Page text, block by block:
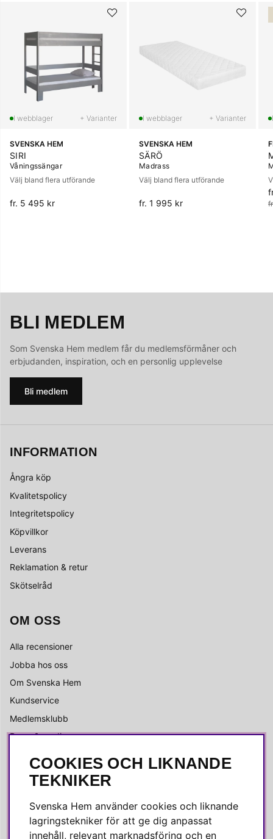
+ Varianter
SVENSKA HEM
SIRI
Våningssängar
Välj bland flera utförande
fr. 5 495 kr
+ Varianter
SVENSKA HEM
SÄRÖ
Madrass
Välj bland flera utförande
fr. 1 995 kr
BLI MEDLEM
Som Svenska Hem medlem får du medlemsförmåner och
erbjudanden, inspiration, och en personlig upplevelse
Bli medlem
INFORMATION
Ångra köp
Kvalitetspolicy
Integritetspolicy
Köpvillkor
Leverans
Reklamation & retur
Skötselråd
OM OSS
Alla recensioner
Jobba hos oss
Om Svenska Hem
Kundservice
Medlemsklubb
Press & media
SOCIALA MEDIER
Instagram
COOKIES OCH LIKNANDE
TEKNIKER
Svenska Hem använder cookies och liknande
lagringstekniker för att ge dig anpassat
innehåll, relevant marknadsföring och en